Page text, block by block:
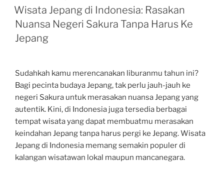
ON
Wisata Jepang di Indonesia: Rasakan
Nuansa Negeri Sakura Tanpa Harus Ke
Jepang
Sudahkah kamu merencanakan liburanmu tahun ini?
Bagi pecinta budaya Jepang, tak perlu jauh-jauh ke
negeri Sakura untuk merasakan nuansa Jepang yang
autentik. Kini, di Indonesia juga tersedia berbagai
tempat wisata yang dapat membuatmu merasakan
keindahan Jepang tanpa harus pergi ke Jepang. Wisata
Jepang di Indonesia memang semakin populer di
kalangan wisatawan lokal maupun mancanegara.